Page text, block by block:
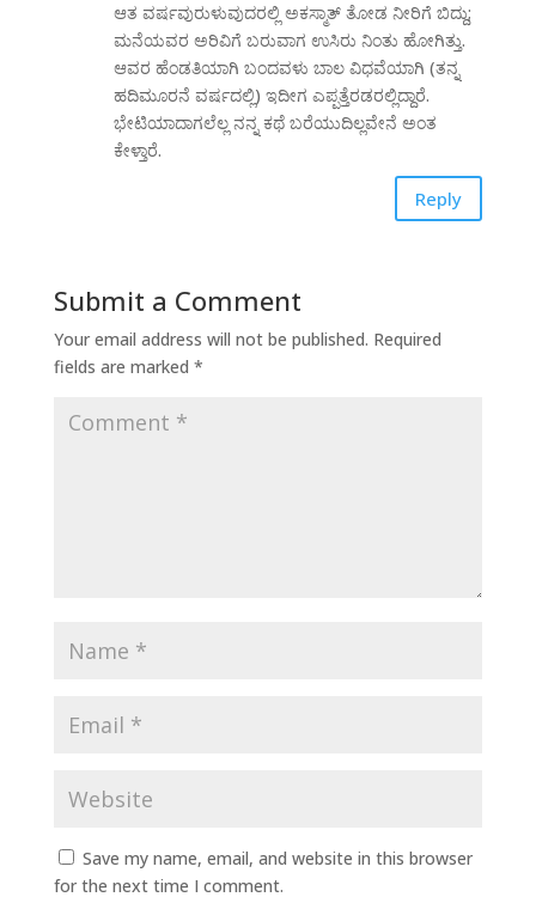
ಆತ ವರ್ಷವುರುಳುವುದರಲ್ಲಿ ಅಕಸ್ಮಾತ್ ತೋಡ ನೀರಿಗೆ ಬಿದ್ದು;
ಮನೆಯವರ ಅರಿವಿಗೆ ಬರುವಾಗ ಉಸಿರು ನಿಂತು ಹೋಗಿತ್ತು.
ಆವರ ಹೆಂಡತಿಯಾಗಿ ಬಂದವಳು ಬಾಲ ವಿಧವೆಯಾಗಿ (ತನ್ನ
ಹದಿಮೂರನೆ ವರ್ಷದಲ್ಲಿ) ಇದೀಗ ಎಪ್ಪತ್ತೆರಡರಲ್ಲಿದ್ದಾರೆ.
ಭೇಟಿಯಾದಾಗಲೆಲ್ಲ ನನ್ನ ಕಥೆ ಬರೆಯುದಿಲ್ಲವೇನೆ ಅಂತ
ಕೇಳ್ತಾರೆ.
Reply
Submit a Comment
Your email address will not be published. Required
fields are marked *
Save my name, email, and website in this browser
for the next time I comment.